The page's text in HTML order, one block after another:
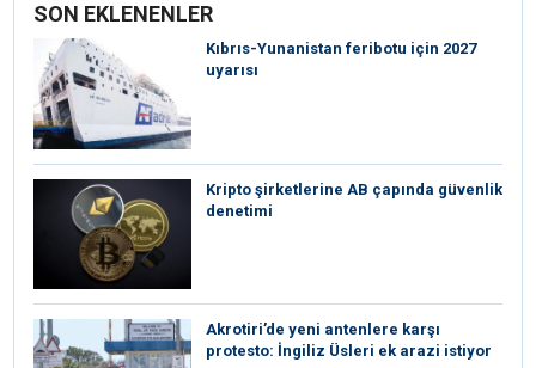
SON EKLENENLER
Kıbrıs-Yunanistan feribotu için 2027
uyarısı
Kripto şirketlerine AB çapında güvenlik
denetimi
⁠Akrotiri’de yeni antenlere karşı
protesto: İngiliz Üsleri ek arazi istiyor